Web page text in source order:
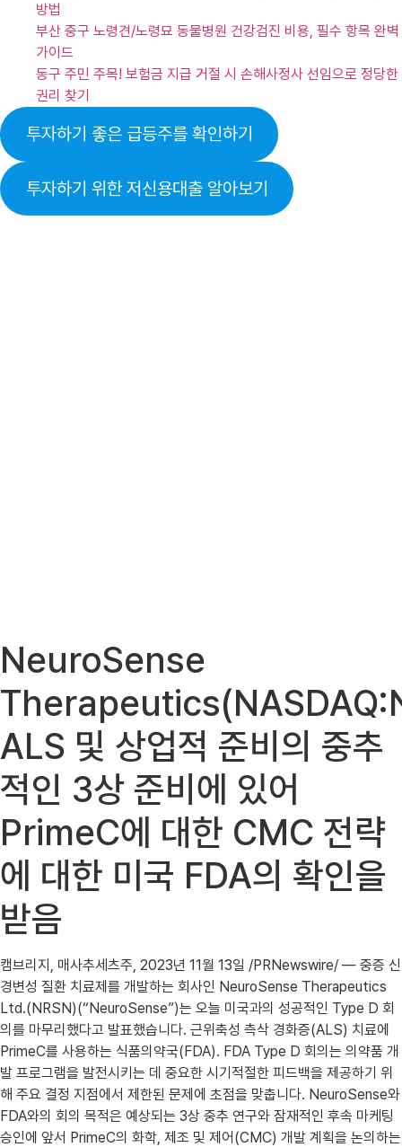
방법
부산 중구 노령견/노령묘 동물병원 건강검진 비용, 필수 항목 완벽
가이드
동구 주민 주목! 보험금 지급 거절 시 손해사정사 선임으로 정당한
권리 찾기
투자하기 좋은 급등주를 확인하기
투자하기 위한 저신용대출 알아보기
NeuroSense
ALS 및 상업적 준비의 중추
적인 3상 준비에 있어
PrimeC에 대한 CMC 전략
에 대한 미국 FDA의 확인을
받음
캠브리지, 매사추세츠주, 2023년 11월 13일 /PRNewswire/ — 중증 신
경변성 질환 치료제를 개발하는 회사인 NeuroSense Therapeutics
Ltd.(NRSN)(“NeuroSense”)는 오늘 미국과의 성공적인 Type D 회
의를 마무리했다고 발표했습니다. 근위축성 측삭 경화증(ALS) 치료에
PrimeC를 사용하는 식품의약국(FDA). FDA Type D 회의는 의약품 개
발 프로그램을 발전시키는 데 중요한 시기적절한 피드백을 제공하기 위
해 주요 결정 지점에서 제한된 문제에 초점을 맞춥니다. NeuroSense와
FDA와의 회의 목적은 예상되는 3상 중추 연구와 잠재적인 후속 마케팅
승인에 앞서 PrimeC의 화학, 제조 및 제어(CMC) 개발 계획을 논의하는